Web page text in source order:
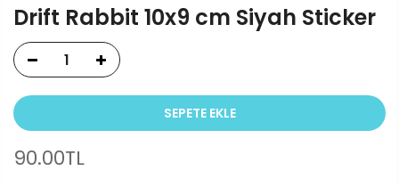
Drift Rabbit 10x9 cm Siyah Sticker
SEPETE EKLE
90.00TL